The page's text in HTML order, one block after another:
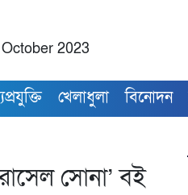
2023
খেলাধুলা বিনোদন
সোনা’ বই